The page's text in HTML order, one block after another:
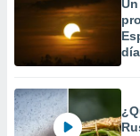
día